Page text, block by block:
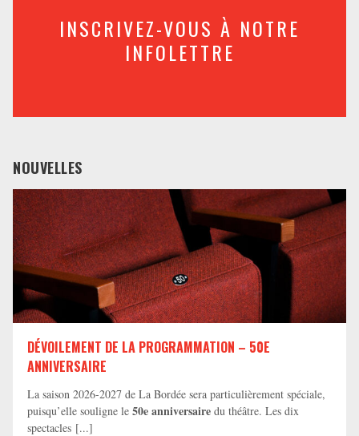
INSCRIVEZ-VOUS À NOTRE
INFOLETTRE
NOUVELLES
DÉVOILEMENT DE LA PROGRAMMATION – 50E
ANNIVERSAIRE
La saison 2026-2027 de La Bordée sera particulièrement spéciale,
puisqu’elle souligne le 50e anniversaire du théâtre. Les dix
spectacles [...]